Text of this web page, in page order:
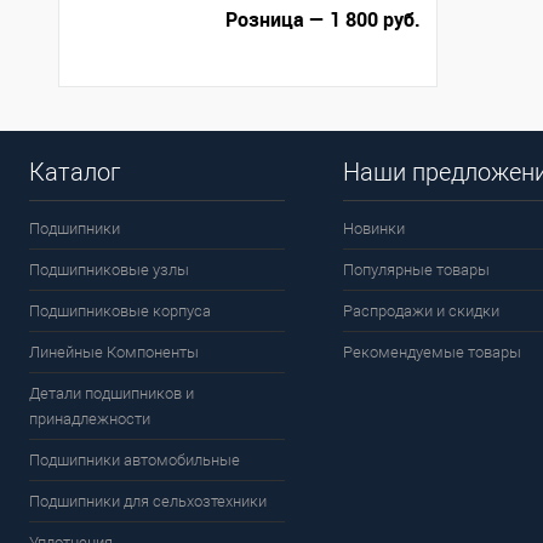
Розница — 1 800 руб.
Каталог
Подшипники
Подшипниковые узлы
Подшипниковые корпуса
Линейные Компоненты
Детали подшипников и
принадлежности
Подшипники автомобильные
Подшипники для сельхозтехники
Наши
Новинки
Популярные товары
Распродажи и скидки
Рекомендуемые товары